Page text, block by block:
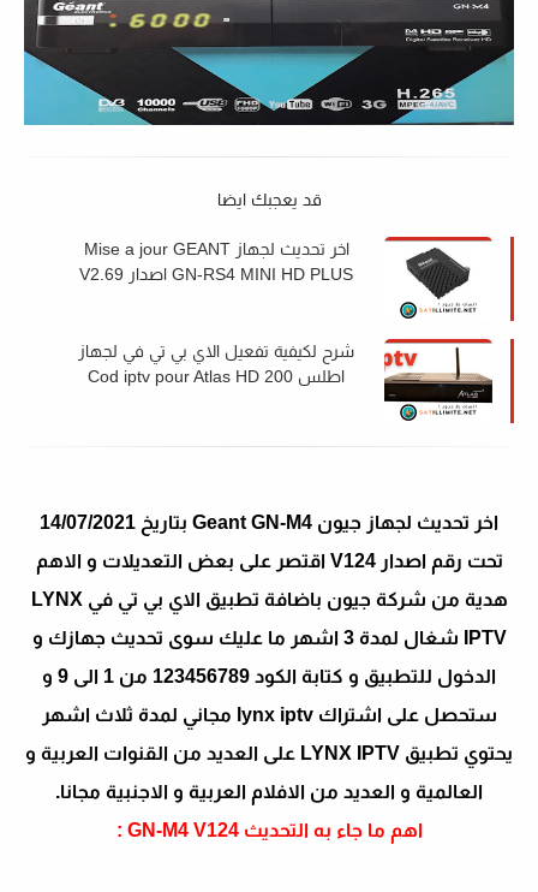
قد يعجبك ايضا
اخر تحديث لجهاز Mise a jour GEANT
GN-RS4 MINI HD PLUS اصدار V2.69
شرح لكيفية تفعيل الاي بي تي في لجهاز
اطلس Cod iptv pour Atlas HD 200
اخر تحديث لجهاز جيون Geant GN-M4 بتاريخ 14/07/2021
تحت رقم اصدار V124 اقتصر على بعض التعديلات و الاهم
هدية من شركة جيون باضافة تطبيق الاي بي تي في LYNX
IPTV شغال لمدة 3 اشهر ما عليك سوى تحديث جهازك و
الدخول للتطبيق و كتابة الكود 123456789 من 1 الى 9 و
ستحصل على اشتراك lynx iptv مجاني لمدة ثلاث اشهر
يحتوي تطبيق LYNX IPTV على العديد من القنوات العربية و
العالمية و العديد من الافلام العربية و الاجنبية مجانا.
اهم ما جاء به التحديث GN-M4 V124 :